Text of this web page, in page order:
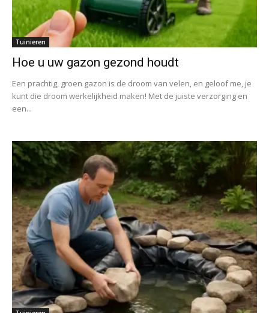
Tuinieren
Hoe u uw gazon gezond houdt
Een prachtig, groen gazon is de droom van velen, en geloof me, je
kunt die droom werkelijkheid maken! Met de juiste verzorging en
een...